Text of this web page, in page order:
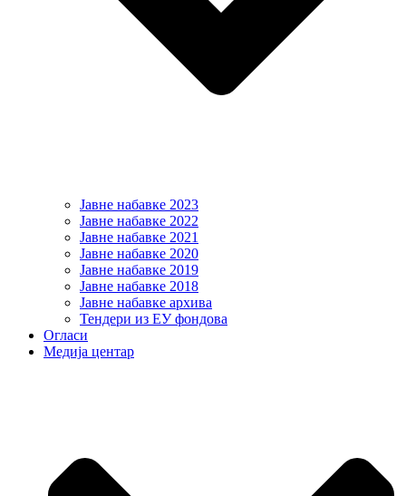
Јавне набавке 2023
Јавне набавке 2022
Јавне набавке 2021
Јавне набавке 2020
Јавне набавке 2019
Јавне набавке 2018
Јавне набавке архива
Тендери из ЕУ фондова
Огласи
Медија центар